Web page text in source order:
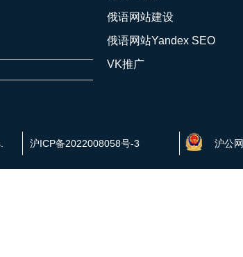
俄语网站建设
俄语网站Yandex SEO
VK推广
沪ICP备2022008058号-3 沪公